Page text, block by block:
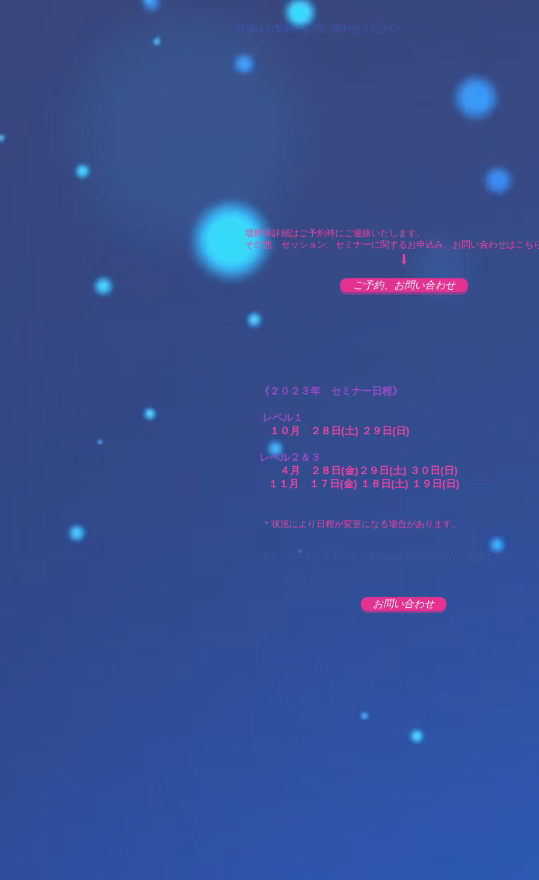
詳細はお気軽にお問い合わせください。
場所等詳細はご予約時にご連絡いたします。
その他、セッション、セミナーに関するお申込み、お問い合わせはこち
​⇩
ご予約、お問い合わせ
《２０２３年 セミナー日程》
レベル１
１０月 ２８日(土) ２９日(日)
レベル２＆３
４月 ２８日(金)２９日(土) ３０日(日)
１１月 １７日(金) １８日(土) １９日(日)
＊状況により日程が変更になる場合があります。
お問い合わせ